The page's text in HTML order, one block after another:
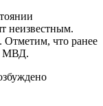
неизвестным.
Отметим, что ранее
МВД.